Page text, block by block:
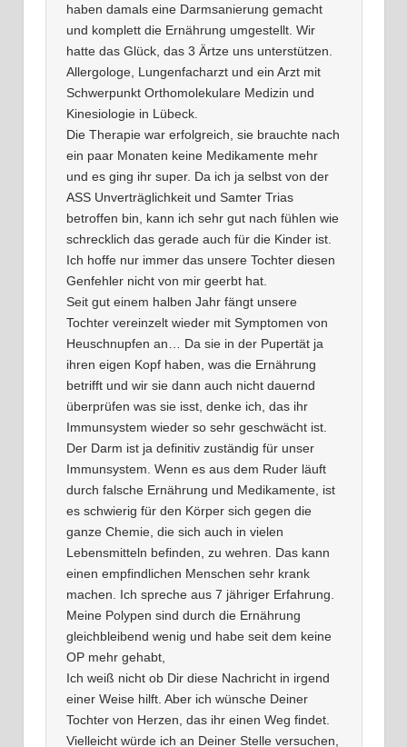
haben damals eine Darmsanierung gemacht
und komplett die Ernährung umgestellt. Wir
hatte das Glück, das 3 Ärtze uns unterstützen.
Allergologe, Lungenfacharzt und ein Arzt mit
Schwerpunkt Orthomolekulare Medizin und
Kinesiologie in Lübeck.
Die Therapie war erfolgreich, sie brauchte nach
ein paar Monaten keine Medikamente mehr
und es ging ihr super. Da ich ja selbst von der
ASS Unverträglichkeit und Samter Trias
betroffen bin, kann ich sehr gut nach fühlen wie
schrecklich das gerade auch für die Kinder ist.
Ich hoffe nur immer das unsere Tochter diesen
Genfehler nicht von mir geerbt hat.
Seit gut einem halben Jahr fängt unsere
Tochter vereinzelt wieder mit Symptomen von
Heuschnupfen an… Da sie in der Pupertät ja
ihren eigen Kopf haben, was die Ernährung
betrifft und wir sie dann auch nicht dauernd
überprüfen was sie isst, denke ich, das ihr
Immunsystem wieder so sehr geschwächt ist.
Der Darm ist ja definitiv zuständig für unser
Immunsystem. Wenn es aus dem Ruder läuft
durch falsche Ernährung und Medikamente, ist
es schwierig für den Körper sich gegen die
ganze Chemie, die sich auch in vielen
Lebensmitteln befinden, zu wehren. Das kann
einen empfindlichen Menschen sehr krank
machen. Ich spreche aus 7 jähriger Erfahrung.
Meine Polypen sind durch die Ernährung
gleichbleibend wenig und habe seit dem keine
OP mehr gehabt,
Ich weiß nicht ob Dir diese Nachricht in irgend
einer Weise hilft. Aber ich wünsche Deiner
Tochter von Herzen, das ihr einen Weg findet.
Vielleicht würde ich an Deiner Stelle versuchen,